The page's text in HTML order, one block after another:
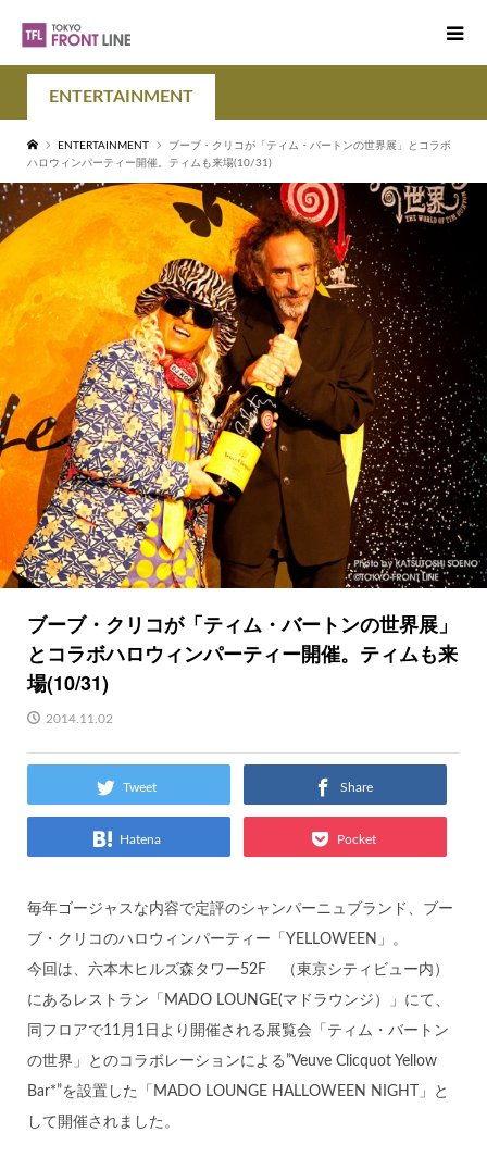
ENTERTAINMENT
ENTERTAINMENT
ブーブ・クリコが「ティム・バートンの世界展」とコラボ
ハロウィンパーティー開催。ティムも来場(10/31)
ブーブ・クリコが「ティム・バートンの世界展」
とコラボハロウィンパーティー開催。ティムも来
場(10/31)
2014.11.02
Tweet Share
Hatena Pocket
毎年ゴージャスな内容で定評のシャンパーニュブランド、ブー
ブ・クリコのハロウィンパーティー「YELLOWEEN」。
今回は、六本木ヒルズ森タワー52F （東京シティビュー内）
にあるレストラン「MADO LOUNGE(マドラウンジ）」にて、
同フロアで11月1日より開催される展覧会「ティム・バートン
の世界」とのコラボレーションによる”Veuve Clicquot Yellow
Bar*”を設置した「MADO LOUNGE HALLOWEEN NIGHT」と
して開催されました。